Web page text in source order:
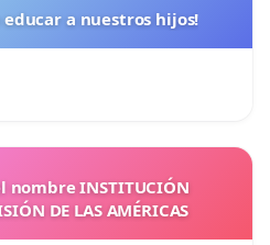
educar a nuestros hijos!
nombre INSTITUCIÓN
DE LAS AMÉRICAS